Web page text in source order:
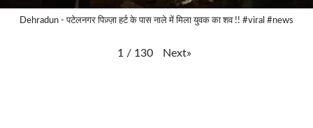
Dehradun - पटेलनगर पिज़्ज़ा हर्ट के पास नाले में मिला युवक का शव !! #viral #news
1 / 130 Next»